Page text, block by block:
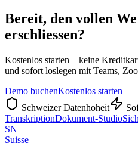
Bereit, den vollen
erschliessen?
Kostenlos starten – keine
und sofort loslegen mit Teams,
Demo buchenKostenlos starten
Schweizer Datenhoheit
TranskriptionDokument-Studio
SN
Suisse